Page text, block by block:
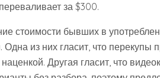
за $300.
стоимости бывших в
Одна из них гласит, что перекупы
Другая гласит, что